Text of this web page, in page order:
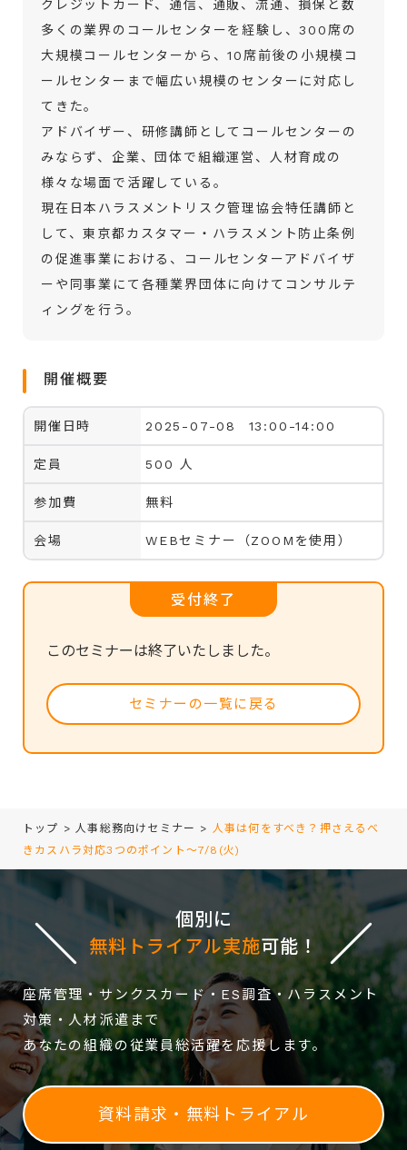
クレジットカード、通信、通販、流通、損保と数
多くの業界のコールセンターを経験し、300席の
大規模コールセンターから、10席前後の小規模コ
ールセンターまで幅広い規模のセンターに対応し
てきた。
アドバイザー、研修講師としてコールセンターの
みならず、企業、団体で組織運営、人材育成の
様々な場面で活躍している。
現在日本ハラスメントリスク管理協会特任講師と
して、東京都カスタマー・ハラスメント防止条例
の促進事業における、コールセンターアドバイザ
ーや同事業にて各種業界団体に向けてコンサルテ
ィングを行う。
開催概要
開催日時 2025-07-08 13:00-14:00
定員 500 人
参加費 無料
会場 WEBセミナー（ZOOMを使用）
受付終了
このセミナーは終了いたしました。
セミナーの一覧に戻る
トップ >人事総務向けセミナー > 人事は何をすべき？押さえるべ
きカスハラ対応3つのポイント～7/8(火)
個別に
無料トライアル実施可能！
座席管理・サンクスカード・ES調査・ハラスメント
対策・人材派遣まで
あなたの組織の従業員総活躍を応援します。
資料請求・無料トライアル